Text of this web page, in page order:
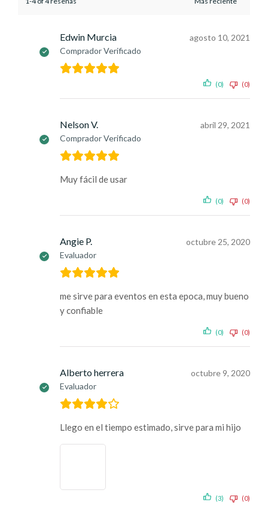
Edwin Murcia
Comprador Verificado
agosto 10, 2021
(0) (0)
Nelson V.
Comprador Verificado
abril 29, 2021
Muy fácil de usar
(0) (0)
Angie P.
Evaluador
octubre 25, 2020
me sirve para eventos en esta epoca, muy bueno
y confiable
(0) (0)
Alberto herrera
Evaluador
octubre 9, 2020
Llego en el tiempo estimado, sirve para mi hijo
(3) (0)